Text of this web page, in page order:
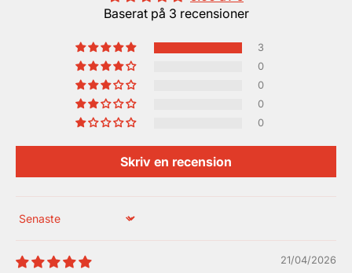
Baserat på 3 recensioner
3
0
0
0
0
Skriv en recension
Sort by
21/04/2026